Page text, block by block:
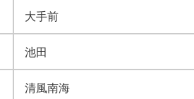
大手前
池田
清風南海